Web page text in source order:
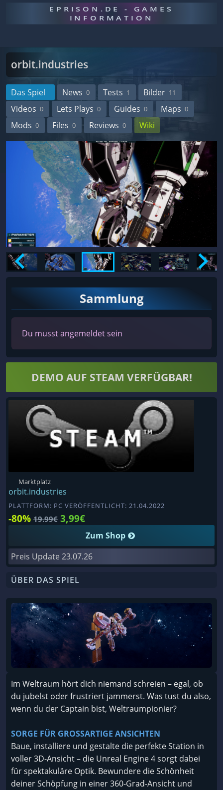
EPRISON.DE - GAMES
INFORMATION
orbit.industries
Das Spiel News 0 Tests 1 Bilder 11
Videos 0 Lets Plays 0 Guides 0 Maps 0
Mods 0 Files 0 Reviews 0 Wiki
Sammlung
Du musst angemeldet sein
DEMO AUF STEAM VERFÜGBAR!
Marktplatz
orbit.industries
PLATTFORM: PC VERÖFFENTLICHT: 21.04.2022
-80% 19.99€ 3,99€
Zum Shop
Preis Update 23.07.26
ÜBER DAS SPIEL
Im Weltraum hört dich niemand schreien – egal, ob
du jubelst oder frustriert jammerst. Was tust du also,
wenn du der Captain bist, Weltraumpionier?
SORGE FÜR GROSSARTIGE ANSICHTEN
Baue, installiere und gestalte die perfekte Station in
voller 3D-Ansicht – die Unreal Engine 4 sorgt dabei
für spektakuläre Optik. Bewundere die Schönheit
deiner Schöpfung in einer 360-Grad-Ansicht und